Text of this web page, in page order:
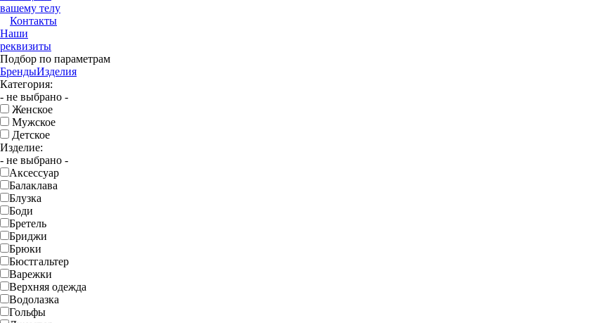
вашему телу
Контакты
Наши
реквизиты
Подбор по параметрам
БрендыИзделия
Категория:
- не выбрано -
Женское
Мужское
Детское
Изделие:
- не выбрано -
Аксессуар
Балаклава
Блузка
Боди
Бретель
Бриджи
Брюки
Бюстгальтер
Варежки
Верхняя одежда
Водолазка
Гольфы